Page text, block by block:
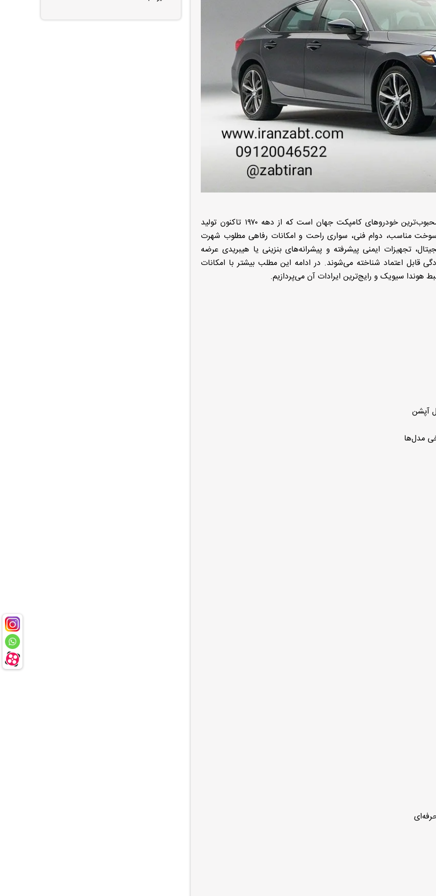
هوندا سیویک (Honda Civic) یکی از پرفروش‌ترین و محبوب‌ترین خودروهای کامپکت جهان است که از دهه ۱۹۷۰ تاکنون تولید
مناسب، دوام فنی، سواری راحت و امکانات رفاهی مطلوب شهرت
تجهیزات ایمنی پیشرفته و پیشرانه‌های بنزینی یا هیبریدی عرضه
قابل اعتماد شناخته می‌شوند. در ادامه این مطلب بیشتر با امکانات
سیویک و رایج‌ترین ایرادات آن می‌پردازیم.
مدل‌ها